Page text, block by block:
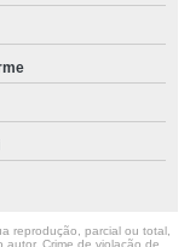
reprodução, parcial ou total,
autor. Crime de violação de